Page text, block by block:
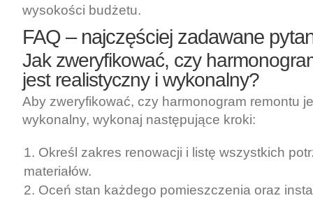
wysokości budżetu.
FAQ – najczęściej zadawane
Jak zweryfikować, czy
jest realistyczny i wykonalny?
Aby zweryfikować, czy harmonogram remontu
wykonalny, wykonaj następujące kroki:
Określ zakres renowacji i listę wszystkich
materiałów.
Oceń stan każdego pomieszczenia oraz